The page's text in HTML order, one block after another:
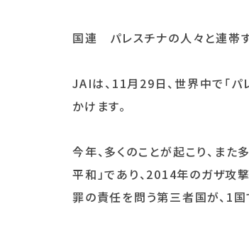
国連 パレスチナの人々と連帯
JAIは、11月29日、世界中で「
かけます。
今年、多くのことが起こり、また
平和」であり、2014年のガザ攻
罪の責任を問う第三者国が、1国